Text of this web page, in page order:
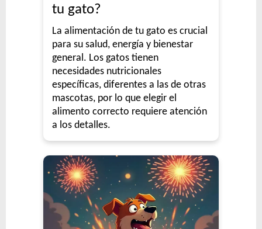
tu gato?
La alimentación de tu gato es crucial
para su salud, energía y bienestar
general. Los gatos tienen
necesidades nutricionales
específicas, diferentes a las de otras
mascotas, por lo que elegir el
alimento correcto requiere atención
a los detalles.